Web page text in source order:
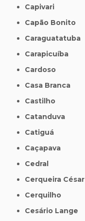
Capivari
Capão Bonito
Caraguatatuba
Carapicuíba
Cardoso
Casa Branca
Castilho
Catanduva
Catiguá
Caçapava
Cedral
Cerqueira César
Cerquilho
Cesário Lange